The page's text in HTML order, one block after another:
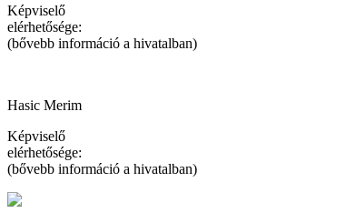
Képviselő
elérhetősége:
(bővebb információ a hivatalban)
Hasic Merim
Képviselő
elérhetősége:
(bővebb információ a hivatalban)